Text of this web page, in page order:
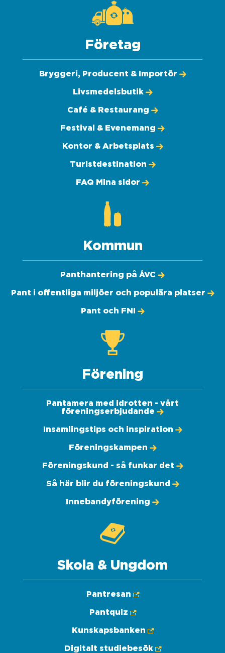
Företag
Bryggeri, Producent & Importör
Livsmedelsbutik
Café & Restaurang
Festival & Evenemang
Kontor & Arbetsplats
Turistdestination
FAQ Mina sidor
Kommun
Panthantering på ÅVC
Pant i offentliga miljöer och populära platser
Pant och FNI
Förening
Pantamera med idrotten - vårt
föreningserbjudande
Insamlingstips och inspiration
Föreningskampen
Föreningskund - så funkar det
Så här blir du föreningskund
Innebandyförening
Skola & Ungdom
Pantresan
Pantquiz
Kunskapsbanken
Digitalt studiebesök